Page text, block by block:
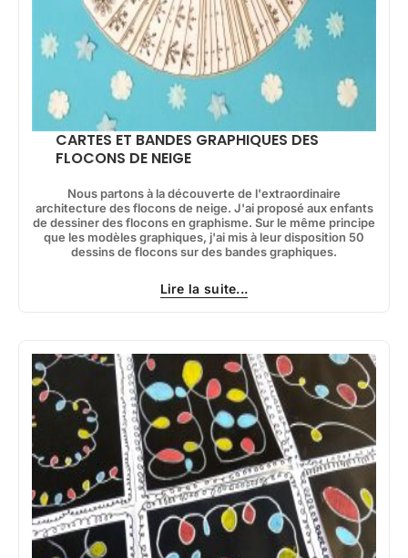
CARTES ET BANDES GRAPHIQUES DES
FLOCONS DE NEIGE
Nous partons à la découverte de l'extraordinaire
architecture des flocons de neige. J'ai proposé aux enfants
de dessiner des flocons en graphisme. Sur le même principe
que les modèles graphiques, j'ai mis à leur disposition 50
dessins de flocons sur des bandes graphiques.
Lire la suite...